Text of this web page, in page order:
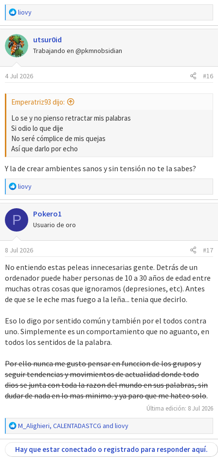
R
e
a
c
c
i
o
n
:
liovy
utsur0id
Trabajando en @pkmnobsidian
4 Jul 2026 #16
Emperatriz93 dijo:
Lo se y no pienso retractar mis palabras
Si odio lo que dije
No seré cómplice de mis quejas
Así que darlo por echo
Y la de crear ambientes sanos y sin tensión no te la sabes?
R
e
a
c
c
i
o
n
s
:
liovy
P Pokero1
Usuario de oro
8 Jul 2026 #17
No entiendo estas peleas innecesarias gente. Detrás de un
ordenador puede haber personas de 10 a 30 años de edad entre
muchas otras cosas que ignoramos (depresiones, etc). Antes
de que se le eche mas fuego a la leña... tenia que decirlo.
Eso lo digo por sentido común y también por el todos contra
uno. Simplemente es un comportamiento que no aguanto, en
todos los sentidos de la palabra.
Por ello nunca me gusto pensar en funccion de los grupos y
seguir tendencias y movimientos de actualidad donde todo
dios se junta con toda la razon del mundo en sus palabras, sin
dudar de nada en lo mas minimo. y ya paro que me hateo solo.
Última edición: 8 Jul 2026
R
e
a
c
M_Alighieri, CALENTADASTCG and liovy
Hay que estar conectado o registrado para responder aquí.